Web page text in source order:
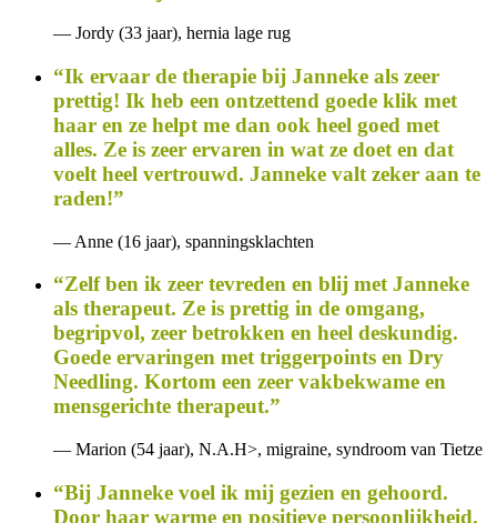
— Jordy (33 jaar), hernia lage rug
“Ik ervaar de therapie bij Janneke als zeer
prettig! Ik heb een ontzettend goede klik met
haar en ze helpt me dan ook heel goed met
alles. Ze is zeer ervaren in wat ze doet en dat
voelt heel vertrouwd. Janneke valt zeker aan te
raden!”
— Anne (16 jaar), spanningsklachten
“Zelf ben ik zeer tevreden en blij met Janneke
als therapeut. Ze is prettig in de omgang,
begripvol, zeer betrokken en heel deskundig.
Goede ervaringen met triggerpoints en Dry
Needling. Kortom een zeer vakbekwame en
mensgerichte therapeut.”
— Marion (54 jaar), N.A.H>, migraine, syndroom van Tietze
“Bij Janneke voel ik mij gezien en gehoord.
Door haar warme en positieve persoonlijkheid.